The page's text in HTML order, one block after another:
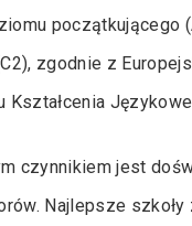
początkującego
zgodnie z
Kształcenia
czynnikiem jest
Najlepsze szkoły